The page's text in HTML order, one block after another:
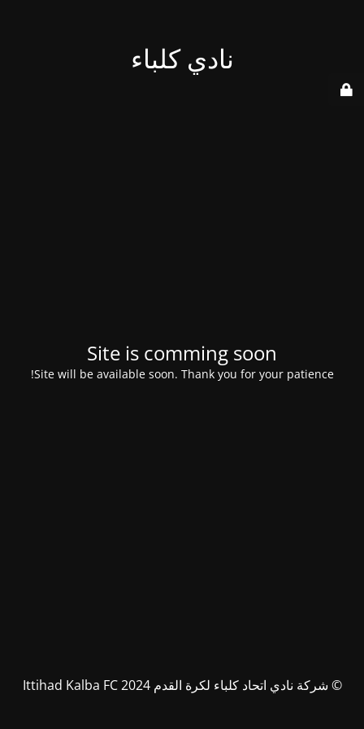
نادي كلباء
Site is comming soon
Site will be available soon. Thank you for your patience!
© شركة نادي اتحاد كلباء لكرة القدم Ittihad Kalba FC 2024